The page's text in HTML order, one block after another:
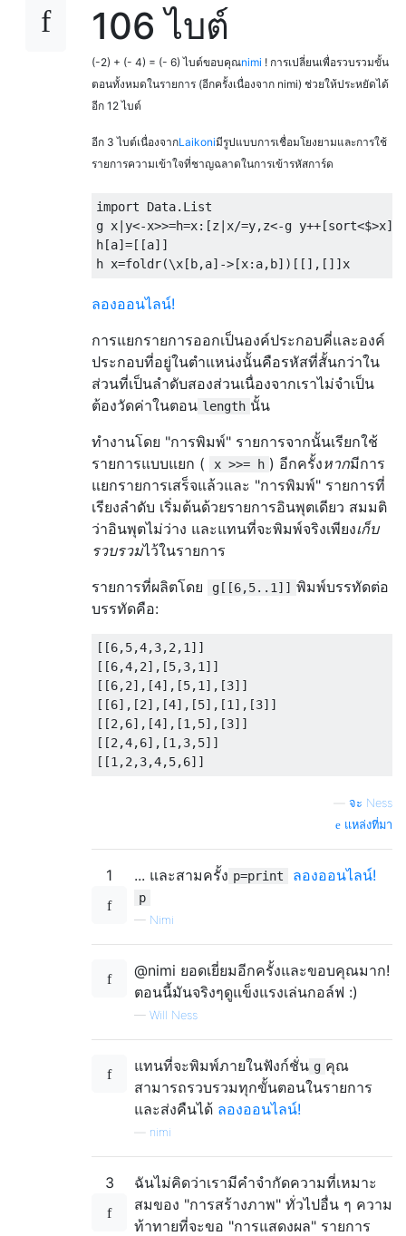
106 ไบต์
(-2) + (- 4) = (- 6) ไบต์ขอบคุณnimi ! การเปลี่ยนเพื่อรวบรวมขั้น
ตอนทั้งหมดในรายการ (อีกครั้งเนื่องจาก nimi) ช่วยให้ประหยัดได้
อีก 12 ไบต์
อีก 3 ไบต์เนื่องจากLaikoniมีรูปแบบการเชื่อมโยงยามและการใช้
รายการความเข้าใจที่ชาญฉลาดในการเข้ารหัสการ์ด
import Data.List
g x y<-x>>=h=x:[z x/=y,z<-g y++[sort<$>x]]
h [a]=[[a]]
h x=foldr(\x [ b,a]->[x: a, b])[[],[]] x
ลองออนไลน์!
การแยกรายการออกเป็นองค์ประกอบคี่และองค์
ประกอบที่อยู่ในตำแหน่งนั้นคือรหัสที่สั้นกว่าใน
ส่วนที่เป็นลำดับสองส่วนเนื่องจากเราไม่จำเป็น
ต้องวัดค่าในตอน length นั้น
ทำงานโดย "การพิมพ์" รายการจากนั้นเรียกใช้
รายการแบบแยก (
x >>= h ) อีกครั้งหากมีการ
แยกรายการเสร็จแล้วและ "การพิมพ์" รายการที่
เรียงลำดับ เริ่มต้นด้วยรายการอินพุตเดียว สมมติ
ว่าอินพุตไม่ว่าง และแทนที่จะพิมพ์จริงเพียงเก็บ
รวบรวมไว้ในรายการ
รายการที่ผลิตโดย
g[[6,5..1]] พิมพ์บรรทัดต่อ
บรรทัดคือ:
[[6,5,4,3,2 ,1 ]]
[[6,4,2],[5,3,1 ]]
[[6,2],[4],[5,1 ],[3]]
[[6],[2],[4],[5],[1 ],[3]]
[[2 ,6],[4],[1 ,5],[3]]
[[2 ,4,6],[1 ,3,5]]
[[1 ,2 ,3,4,5,6]]
จะ Ness
แหล่งที่มา
1 ... และสามครั้ง p=print ลองออนไลน์!
p
— Nimi
@nimi ยอดเยี่ยมอีกครั้งและขอบคุณมาก!
ตอนนี้มันจริงๆดูแข็งแรงเล่นกอล์ฟ :)
— Will Ness
แทนที่จะพิมพ์ภายในฟังก์ชั่น g คุณ
สามารถรวบรวมทุกขั้นตอนในรายการ
และส่งคืนได้ ลองออนไลน์!
nimi
3
ฉันไม่คิดว่าเรามีคำจำกัดความที่เหมาะ
สมของ "การสร้างภาพ" ทั่วไปอื่น ๆ ความ
ท้าทายที่จะขอ "การแสดงผล" รายการ